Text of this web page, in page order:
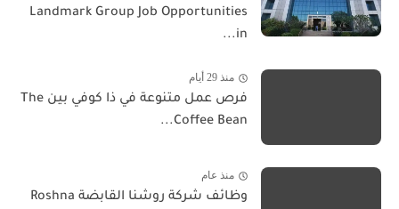
Landmark Group Job Opportunities
in...
منذ 29 أيام
فرص عمل متنوعة في ذا كوفي بين The
Coffee Bean...
منذ عام
وظائف شركة روشنا القابضة Roshna